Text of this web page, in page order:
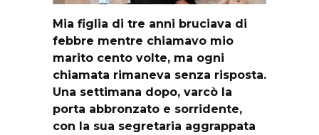
Mia figlia di tre anni bruciava di
febbre mentre chiamavo mio
marito cento volte, ma ogni
chiamata rimaneva senza risposta.
Una settimana dopo, varcò la
porta abbronzato e sorridente,
con la sua segretaria aggrappata